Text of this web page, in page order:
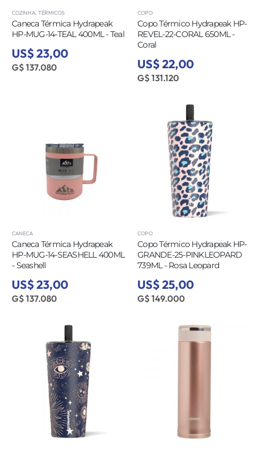
COZINHA TÉRMICOS
Caneca Térmica Hydrapeak
HP-MUG-14-TEAL 400ML - Teal
US$ 23,00
G$ 137.080
COPO
Copo Térmico Hydrapeak HP-
REVEL-22-CORAL 650ML -
Coral
US$ 22,00
G$ 131.120
CANECA
Caneca Térmica Hydrapeak
HP-MUG-14-SEASHELL 400ML
- Seashell
US$ 23,00
G$ 137.080
COPO
Copo Térmico Hydrapeak HP-
GRANDE-25-PINKLEOPARD
739ML - Rosa Leopard
US$ 25,00
G$ 149.000